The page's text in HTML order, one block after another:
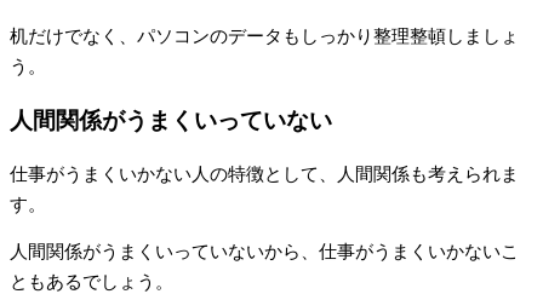
机だけでなく、パソコンのデータもしっかり整理整頓しましょ
う。
人間関係がうまくいっていない
仕事がうまくいかない人の特徴として、人間関係も考えられま
す。
人間関係がうまくいっていないから、仕事がうまくいかないこ
ともあるでしょう。